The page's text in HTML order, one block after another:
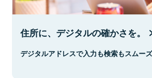
住所に、デジタルの確かさを。
デジタルアドレスで入力も検索もスムーズ